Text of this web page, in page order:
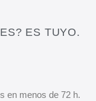
ES TUYO.
en menos de 72 h.